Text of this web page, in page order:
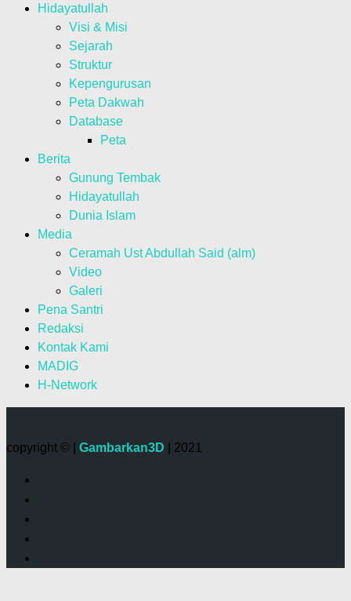
Hidayatullah
Visi & Misi
Sejarah
Struktur
Kepengurusan
Peta Dakwah
Database
Peta
Berita
Gunung Tembak
Hidayatullah
Dunia Islam
Media
Ceramah Ust Abdullah Said (alm)
Video
Galeri
Pena Santri
Redaksi
Kontak Kami
MADIG
H-Network
copyright © | Gambarkan3D | 2021